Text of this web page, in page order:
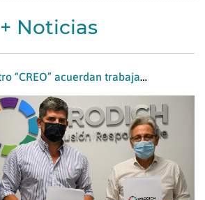
+ Noticias
IPRODICH y el Centro “CREO” acuerdan trabajar conjuntamente por las personas con enfermedades poco frecuentes